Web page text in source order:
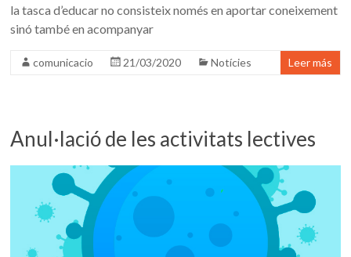
la tasca d’educar no consisteix només en aportar coneixement
sinó també en acompanyar
comunicacio 21/03/2020 Notícies Leer más
Anul·lació de les activitats lectives